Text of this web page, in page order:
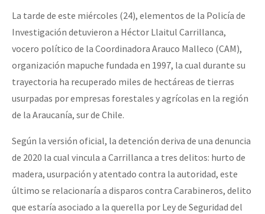
La tarde de este miércoles (24), elementos de la Policía de
Investigación detuvieron a Héctor Llaitul Carrillanca,
vocero político de la Coordinadora Arauco Malleco (CAM),
organización mapuche fundada en 1997, la cual durante su
trayectoria ha recuperado miles de hectáreas de tierras
usurpadas por empresas forestales y agrícolas en la región
de la Araucanía, sur de Chile.
Según la versión oficial, la detención deriva de una denuncia
de 2020 la cual vincula a Carrillanca a tres delitos: hurto de
madera, usurpación y atentado contra la autoridad, este
último se relacionaría a disparos contra Carabineros, delito
que estaría asociado a la querella por Ley de Seguridad del